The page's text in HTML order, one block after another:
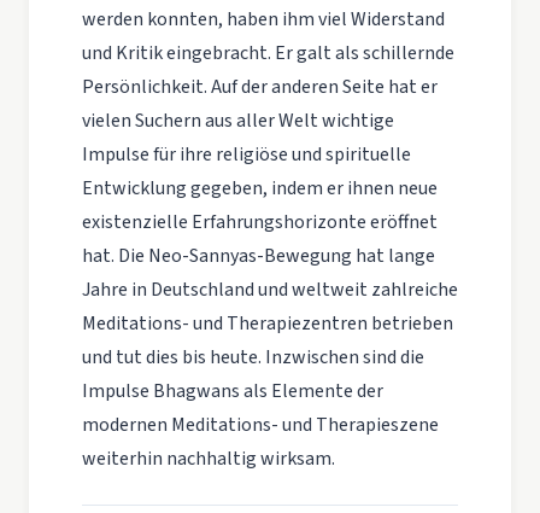
werden konnten, haben ihm viel Widerstand
und Kritik eingebracht. Er galt als schillernde
Persönlichkeit. Auf der anderen Seite hat er
vielen Suchern aus aller Welt wichtige
Impulse für ihre religiöse und spirituelle
Entwicklung gegeben, indem er ihnen neue
existenzielle Erfahrungshorizonte eröffnet
hat. Die Neo-Sannyas-Bewegung hat lange
Jahre in Deutschland und weltweit zahlreiche
Meditations- und Therapiezentren betrieben
und tut dies bis heute. Inzwischen sind die
Impulse Bhagwans als Elemente der
modernen Meditations- und Therapieszene
weiterhin nachhaltig wirksam.